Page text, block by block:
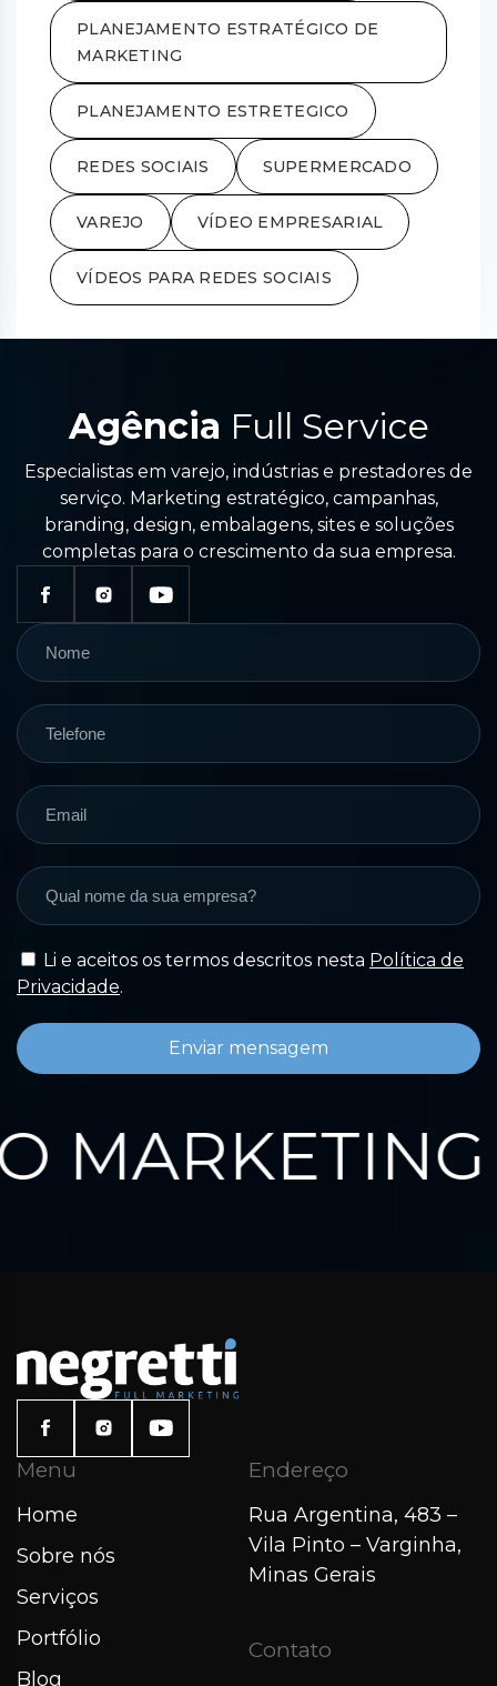
PLANEJAMENTO ESTRATÉGICO DE
MARKETING
PLANEJAMENTO ESTRETEGICO
REDES SOCIAIS SUPERMERCADO
VAREJO VÍDEO EMPRESARIAL
VÍDEOS PARA REDES SOCIAIS
Agência Full Service
Especialistas em varejo, indústrias e prestadores de
serviço. Marketing estratégico, campanhas,
branding, design, embalagens, sites e soluções
completas para o crescimento da sua empresa.
Li e aceitos os termos descritos nesta Política de
Privacidade.
Enviar mensagem
MARKETING
Menu
Home
Sobre nós
Serviços
Portfólio
Blog
Endereço
Rua Argentina, 483 –
Vila Pinto – Varginha,
Minas Gerais
Contato